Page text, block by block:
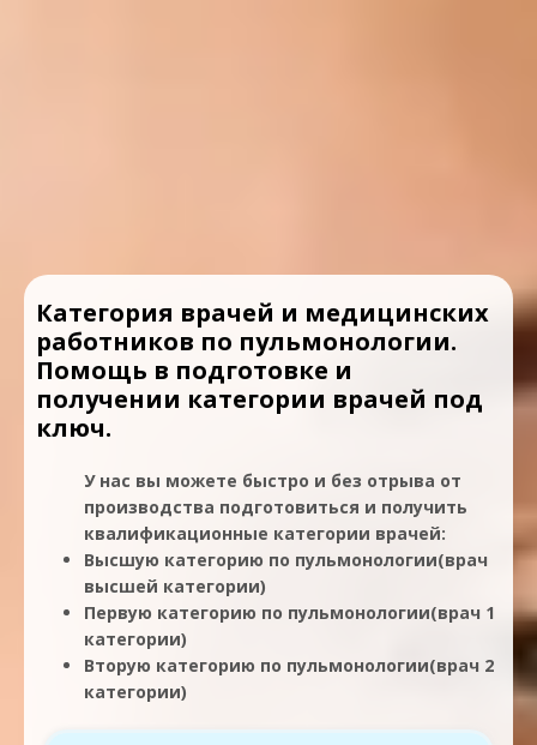
Категория врачей и медицинских
работников по пульмонологии.
Помощь в подготовке и
получении категории врачей под
ключ.
У нас вы можете быстро и без отрыва от
производства подготовиться и получить
квалификационные категории врачей:
Высшую категорию по пульмонологии(врач
высшей категории)
Первую категорию по пульмонологии(врач 1
категории)
Вторую категорию по пульмонологии(врач 2
категории)